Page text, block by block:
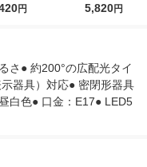
500ml 1箱（24
円
詰め替え メガ
5,820円
さ● 約200°の広配光タイ
器具）対応● 密閉形器具
白色● 口金：E17● LED5